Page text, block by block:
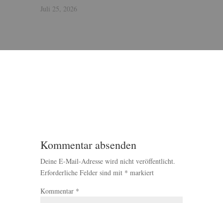
Juli 25, 2026
Kommentar absenden
Deine E-Mail-Adresse wird nicht veröffentlicht.
Erforderliche Felder sind mit * markiert
Kommentar *